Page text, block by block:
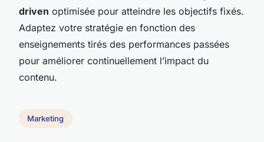
driven optimisée pour atteindre les objectifs fixés.
Adaptez votre stratégie en fonction des
enseignements tirés des performances passées
pour améliorer continuellement l’impact du
contenu.
Marketing